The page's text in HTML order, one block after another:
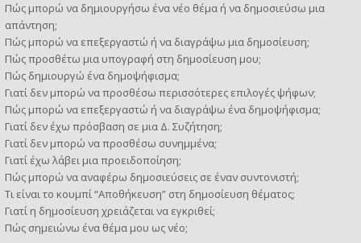
Πώς μπορώ να δημιουργήσω ένα νέο θέμα ή να δημοσιεύσω μια
απάντηση;
Πώς μπορώ να επεξεργαστώ ή να διαγράψω μια δημοσίευση;
Πώς προσθέτω μια υπογραφή στη δημοσίευση μου;
Πώς δημιουργώ ένα δημοψήφισμα;
Γιατί δεν μπορώ να προσθέσω περισσότερες επιλογές ψήφων;
Πώς μπορώ να επεξεργαστώ ή να διαγράψω ένα δημοψήφισμα;
Γιατί δεν έχω πρόσβαση σε μια Δ. Συζήτηση;
Γιατί δεν μπορώ να προσθέσω συνημμένα;
Γιατί έχω λάβει μια προειδοποίηση;
Πώς μπορώ να αναφέρω δημοσιεύσεις σε έναν συντονιστή;
Τι είναι το κουμπί “Αποθήκευση” στη δημοσίευση θέματος;
Γιατί η δημοσίευση χρειάζεται να εγκριθεί;
Πώς σημειώνω ένα θέμα μου ως νέο;